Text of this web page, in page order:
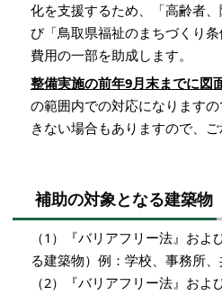
化を支援するため、「高齢者
び「鳥取県福祉のまちづくり
費用の一部を助成します。
整備実施の前年9月末までに図
の範囲内での対応になります
きない場合もありますので、
補助の対象となる建築物
（1）『バリアフリー法』お
る建築物）例：学校、事務所
（2）『バリアフリー法』お